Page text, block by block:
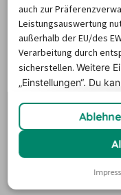
âœ“ Galleria Degli
Uffizi
Santa Maria del Fiore
âœ“ Piazzale
auch zur
Leistungsauswertung
außerhalb der EU/des
Verarbeitung durch
sicherstellen.Weitere
„Einstellungen“. Du